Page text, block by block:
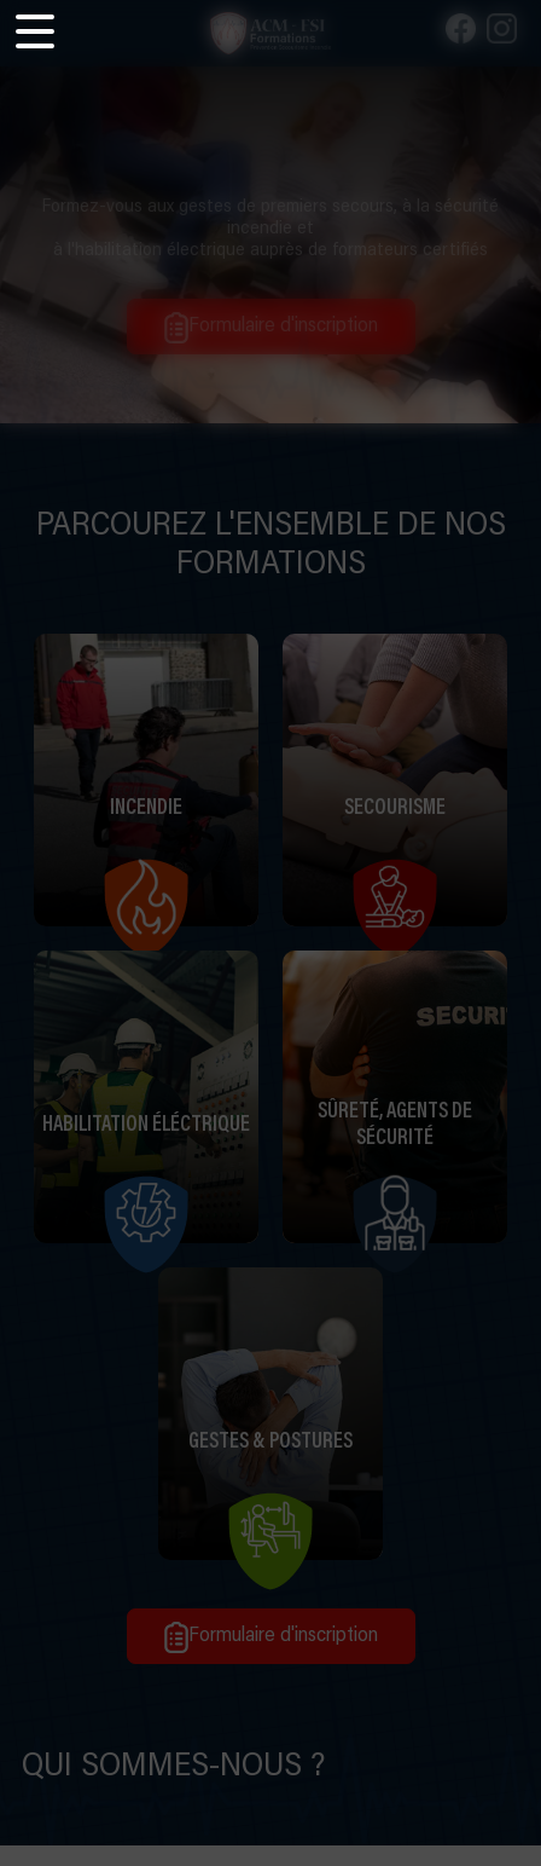
Panneau de gestion des cookies
Formez-vous aux gestes de premiers secours, à la sécurité
incendie et
à l'habilitation électrique auprès de formateurs certifiés
Formulaire d'inscription
PARCOUREZ L'ENSEMBLE DE NOS
FORMATIONS
INCENDIE SECOURISME
HABILITATION ÉLÉCTRIQUE
SÛRETÉ, AGENTS DE
SÉCURITÉ
GESTES & POSTURES
Formulaire d'inscription
QUI SOMMES-NOUS ?